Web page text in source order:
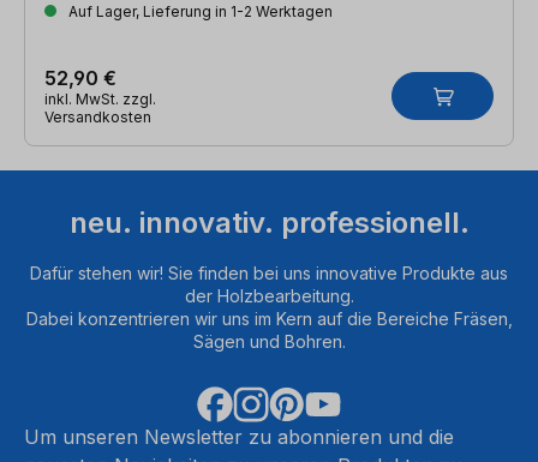
Auf Lager, Lieferung in 1-2 Werktagen
52,90 €
inkl. MwSt. zzgl.
Versandkosten
neu. innovativ. professionell.
Dafür stehen wir! Sie finden bei uns innovative Produkte aus
der Holzbearbeitung.
Dabei konzentrieren wir uns im Kern auf die Bereiche Fräsen,
Sägen und Bohren.
Um unseren Newsletter zu abonnieren und die